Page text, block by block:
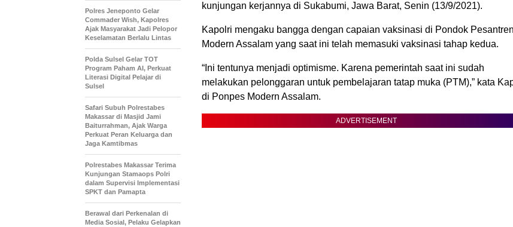
kunjungan kerjannya di Sukabumi, Jawa Barat, Senin (13/9/2021).
Kapolri mengaku bangga dengan capaian vaksinasi di Pondok Pesantren
Modern Assalam yang saat ini telah memasuki vaksinasi tahap kedua.
“Ini tentunya menjadi optimisme. Karena pemerintah saat ini sudah
melakukan pelonggaran untuk pembelajaran tatap muka (PTM),” kata
di Ponpes Modern Assalam.
ADVERTISEMENT
Polres Jeneponto Gelar
Commader Wish, Kapolres
Ajak Masyarakat Jadi Pelopor
Keselamatan Berlalu Lintas
Polda Sulsel Gelar TOT
Program Paham AI, Perkuat
Literasi Digital Pelajar di
Sulsel
Safari Subuh Polrestabes
Makassar di Masjid Jami
Baiturrahman, Ajak Warga
Perkuat Peran Keluarga dan
Jaga Kamtibmas
Polrestabes Makassar Terima
Kunjungan Stamaops Polri
dalam Supervisi Implementasi
SPKT dan Pamapta
Berawal dari Perkenalan di
Media Sosial, Pelaku Gelapkan